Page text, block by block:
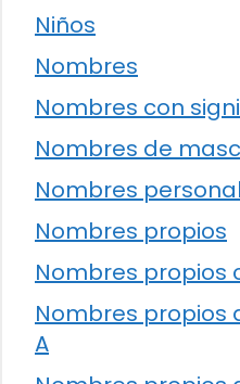
Niños
Nombres
Nombres con
Nombres de
Nombres
Nombres propios
Nombres propios
Nombres propios
A